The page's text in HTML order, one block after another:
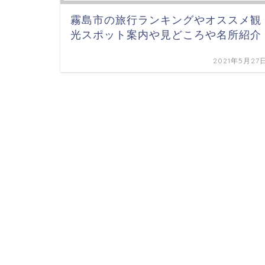
霧島市の旅行ランキングやオススメ観
光スポット案内や見どころや名所紹介
2021年5月27